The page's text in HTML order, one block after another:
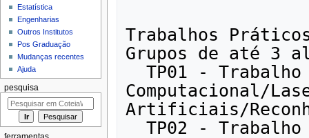
Trabalhos
Grupos de até 3
  TP01 - Trabalho Prático com uso de Visão
Computacional/
Artificiais/
  TP02 - Trabalho Prático: Aplicação Avançada de
Estatística
Engenharias
Outros Institutos
Pos Graduação
Mudanças recentes
Ajuda
pesquisa
ferramentas